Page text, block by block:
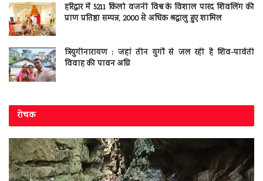
हरिद्वार में 5211 किलो वजनी विश्व के विशाल पारद शिवलिंग की
प्राण प्रतिष्ठा सम्पन्न, 2000 से अधिक श्रद्धालु हुए शामिल
त्रियुगीनारायण : जहां तीन युगों से जल रही है शिव-पार्वती
विवाह की पावन अग्नि
रोचक